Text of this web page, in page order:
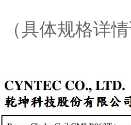
具体规格详